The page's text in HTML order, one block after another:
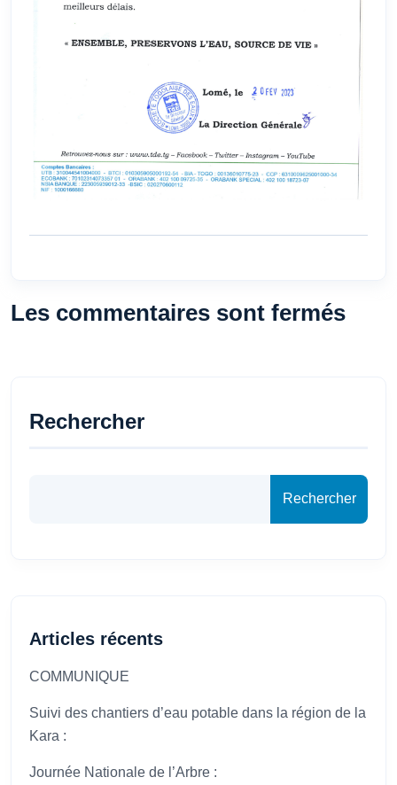
Les commentaires sont fermés
Rechercher
Rechercher
Articles récents
COMMUNIQUE
Suivi des chantiers d’eau potable dans la région de la
Kara :
Journée Nationale de l’Arbre :